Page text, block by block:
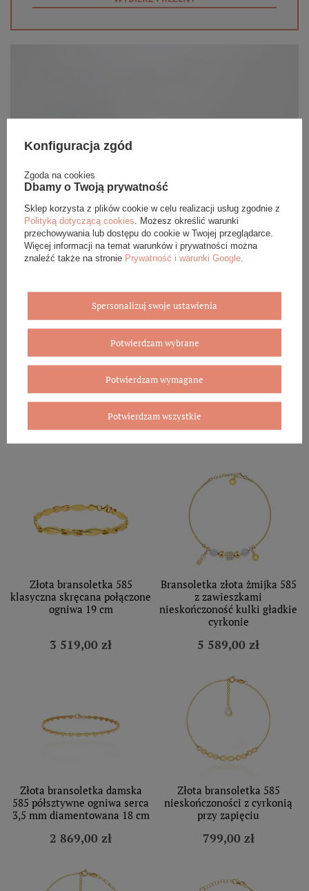
WARTO ZOBACZYĆ
Złota bransoletka 585
klasyczna skręcana połączone
ogniwa 19 cm
3 519,00 zł
Bransoletka złota żmijka 585
z zawieszkami
nieskończoność kulki gładkie
cyrkonie
5 589,00 zł
Złota bransoletka damska
585 półsztywne ogniwa serca
3,5 mm diamentowana 18 cm
2 869,00 zł
Złota bransoletka 585
nieskończoności z cyrkonią
przy zapięciu
799,00 zł
Konfiguracja zgód
Zgoda na cookies
Dbamy o Twoją prywatność
Sklep korzysta z plików cookie w celu realizacji usług zgodnie z
Polityką dotyczącą cookies . Możesz określić warunki
przechowywania lub dostępu do cookie w Twojej przeglądarce.
Więcej informacji na temat warunków i prywatności można
znaleźć także na stronie Prywatność i warunki Google
Spersonalizuj swoje ustawienia
Potwierdzam wybrane
Potwierdzam wymagane
Potwierdzam wszystkie